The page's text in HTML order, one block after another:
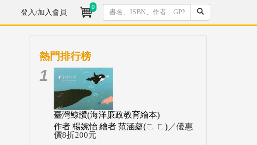
登入/加入會員
0
熱門排行榜
1
臺灣鯨讚(海洋廉政教育繪本)
作者 楊婉怡 繪者 范涵蘊(ㄈ ㄈ) ／優惠
價8折200元